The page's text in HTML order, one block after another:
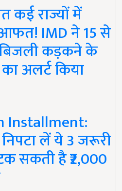
कई राज्यों में
IMD ने 15 से
कड़कने के
अलर्ट किया
Installment:
लें ये 3 जरूरी
सकती है ₹2,000